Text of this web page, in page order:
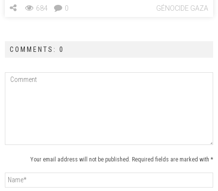
GÉNOCIDE GAZA
684 0
COMMENTS: 0
Your email address will not be published. Required fields are marked with *